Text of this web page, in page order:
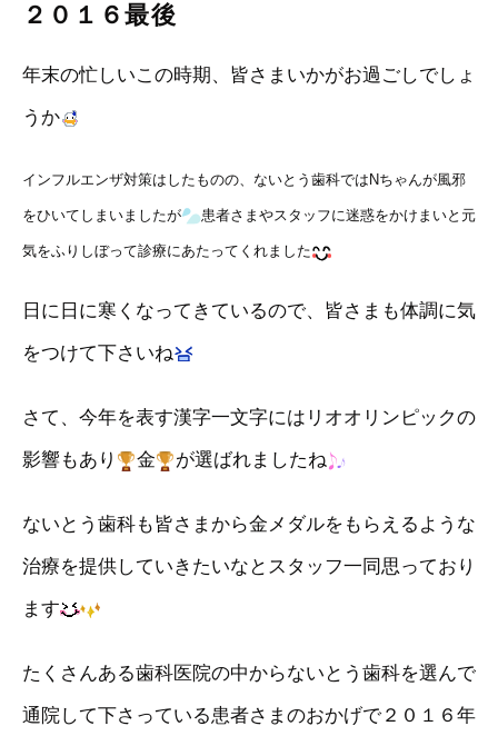
２０１６最後
年末の忙しいこの時期、皆さまいかがお過ごしでしょ
うか
インフルエンザ対策はしたものの、ないとう歯科ではNちゃんが風邪
をひいてしまいましたが 患者さまやスタッフに迷惑をかけまいと元
気をふりしぼって診療にあたってくれました
日に日に寒くなってきているので、皆さまも体調に気
をつけて下さいね
さて、今年を表す漢字一文字にはリオオリンピックの
影響もあり
金 が選ばれましたね
ないとう歯科も皆さまから金メダルをもらえるような
治療を提供していきたいなとスタッフ一同思っており
ます
たくさんある歯科医院の中からないとう歯科を選んで
通院して下さっている患者さまのおかげで２０１６年